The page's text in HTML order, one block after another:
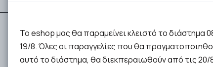
Το eshop μας θα παραμείνει κλειστό το διάστημα
19/8. Όλες οι παραγγελίες που θα
αυτό το διάστημα, θα διεκπεραιωθούν από τις 20/